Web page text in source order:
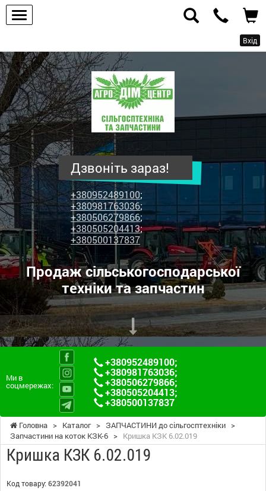
Вхід
ПП
"Агродім-
центр"
-
продаж
сільськогосподарської
техніки
та
запчастин
Дзвоніть зараз!
+380952489100;
+380981763036;
+380506279866;
+380505204413;
+380500137837
Продаж сільськогосподарської
техніки та запчастин
Ми в
соцмережах:
+380952489100;
+380981763036;
+380506279866;
+380505204413;
+380500137837
Головна > Каталог > ЗАПЧАСТИНИ до сільгосптехніки >
Запчастини на коток КЗК-6 > Кришка КЗК 6.02.019
Кришка КЗК 6.02.019
Код товару: 62392041